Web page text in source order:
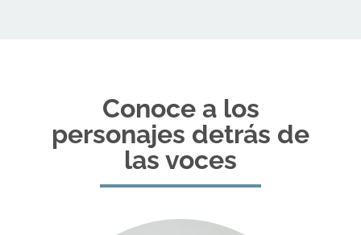
Conoce a los
personajes detrás de
las voces